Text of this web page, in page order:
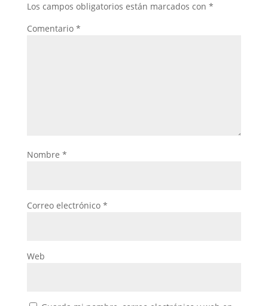
Los campos obligatorios están marcados con *
Comentario *
Nombre *
Correo electrónico *
Web